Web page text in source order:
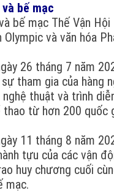
bế mạc
bế mạc Thế Vận
và văn hóa
26 tháng 7 năm
tham gia của hàng
thuật và trình
thao từ hơn 200 quốc
11 tháng 8 năm
tựu của các vận
huy chương cuối
mạc.